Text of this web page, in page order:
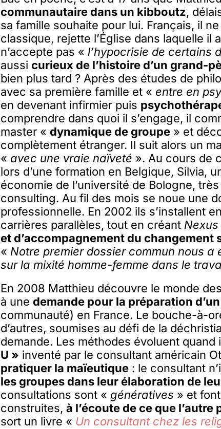
communautaire dans un kibboutz,
sa famille souhaite pour lui. Français, il
classique, rejette l’Église dans laquelle il
n’accepte pas «l’hypocrisie de certains
aussi curieux de l’histoire d’un grand-
bien plus tard ? Après des études de
avec sa première famille et « entre en
en devenant infirmier puis
comprendre dans quoi il s’engage, il
master « dynamique de groupe » et
complètement étranger. Il suit alors un
« avec une vraie naïveté ». Au cours de
lors d’une formation en Belgique, Silvia,
économie de l’université de Bologne,
consulting. Au fil des mois se noue une
professionnelle. En 2002 ils s’installent
carrières parallèles, tout en créant Nexus
et d’accompagnement du
« Notre premier dossier commun nous a
sur la mixité homme-femme dans le
En 2008 Matthieu découvre le monde
à une demande pour la préparation
communauté) en France. Le bouche-à-
d’autres, soumises au défi de la
demande. Les méthodes évoluent quand
U » inventé par le consultant américain
pratiquer la maïeutique : le consultant
les groupes dans leur élaboration de
consultations sont « génératives » et
construites,à l’écoute de ce que
sort un livre « Un consultant chez les